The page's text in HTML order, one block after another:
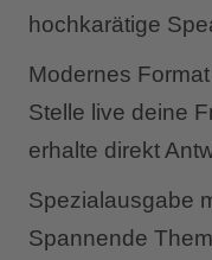
hochkarätige
Modernes
Stelle live deine
erhalte direkt
Spezialausgabe
Spannende